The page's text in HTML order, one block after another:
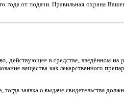
от подачи. Правильная охрана
действующее в средстве, введённом на
вещества как лекарственного
заявка о выдаче свидетельства